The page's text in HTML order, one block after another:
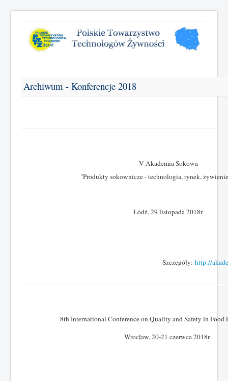
Archiwum - Konferencje 2018
V Akademia Sokowa
"Produkty sokownicze - technologia, rynek,
Łódź, 29 listopada 2018r.
Szczegóły: http://
8th International Conference on Quality and Safety in Food
Wrocław, 20-21 czerwca 2018r.